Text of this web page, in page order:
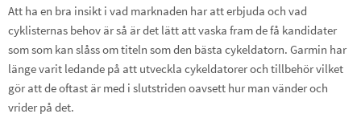
Att ha en bra insikt i vad marknaden har att erbjuda och vad
cyklisternas behov är så är det lätt att vaska fram de få kandidater
som som kan slåss om titeln som den bästa cykeldatorn. Garmin har
länge varit ledande på att utveckla cykeldatorer och tillbehör vilket
gör att de oftast är med i slutstriden oavsett hur man vänder och
vrider på det.